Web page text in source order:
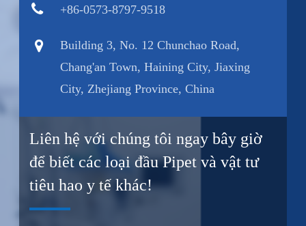
+86-0573-8797-9518
Building 3, No. 12 Chunchao Road,
Chang'an Town, Haining City, Jiaxing
City, Zhejiang Province, China
Liên hệ với chúng tôi ngay bây giờ
để biết các loại đầu Pipet và vật tư
tiêu hao y tế khác!